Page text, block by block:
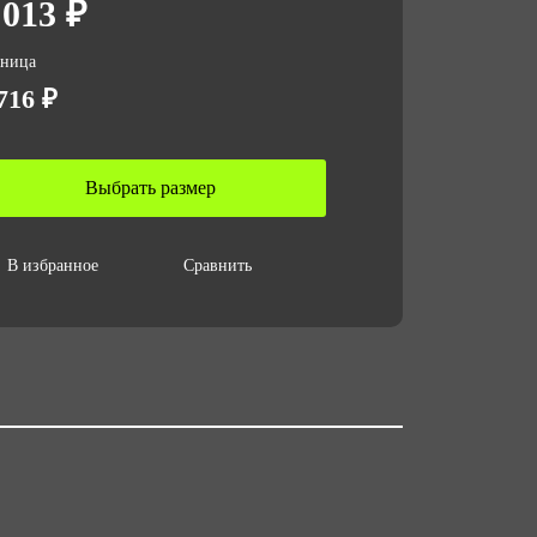
за ед,м3
до 64 / с 158 до 188
₽
₽
Выбрать размер
В избранное Сравнить